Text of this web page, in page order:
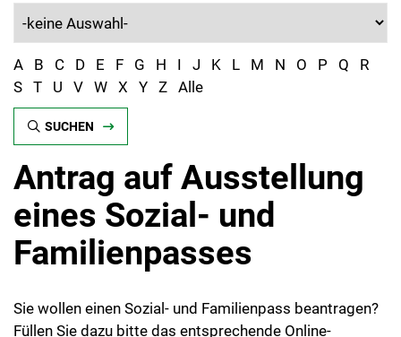
A B C D E F G H I J K L M N O P Q
R
S T U V W X Y Z Alle
SUCHEN
Antrag auf Ausstellung
eines Sozial- und
Familienpasses
Sie wollen einen Sozial- und Familienpass beantragen?
Füllen Sie dazu bitte das entsprechende Online-